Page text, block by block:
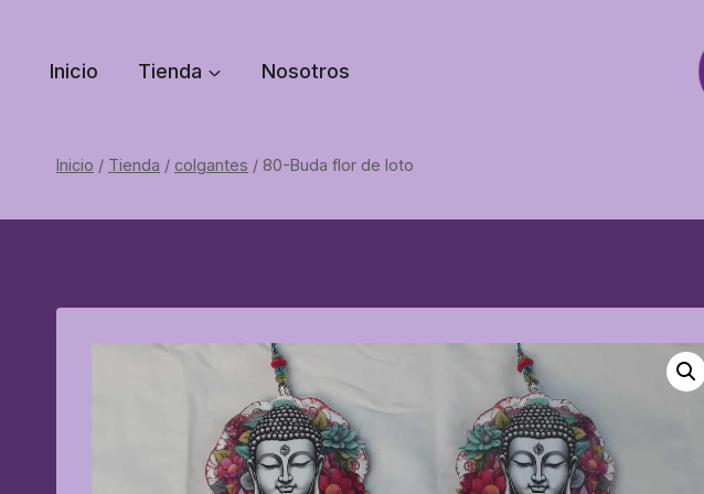
contenido
Inicio Tienda Nosotros
Inicio / Tienda / colgantes / 80-Buda flor de loto